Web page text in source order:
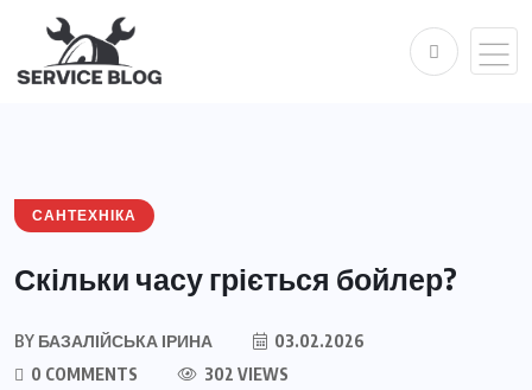
САНТЕХНІКА
Скільки часу гріється бойлер?
BY БАЗАЛІЙСЬКА ІРИНА
03.02.2026
0 COMMENTS
302 VIEWS